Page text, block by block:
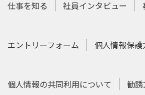
仕事を知る 社員インタビュー
エントリーフォーム 個人情報保護
個人情報の共同利用について 勧